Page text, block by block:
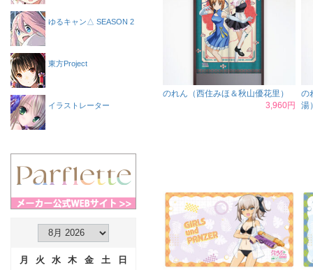
のれん（西住みほ＆秋山優花里）
3,960円
の
湯
ゆるキャン△ SEASON 2
東方Project
イラストレーター
月 火 水 木 金 土
日